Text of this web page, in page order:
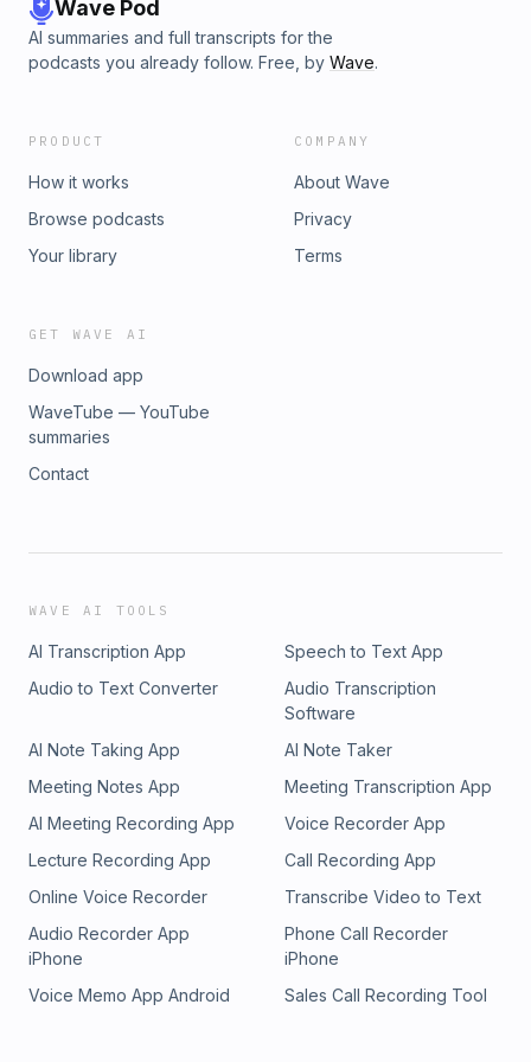
Wave Pod
AI summaries and full transcripts for the
podcasts you already follow. Free, by Wave.
PRODUCT
How it works
Browse podcasts
Your library
COMPANY
About Wave
Privacy
Terms
GET WAVE AI
Download app
WaveTube — YouTube
summaries
Contact
WAVE AI TOOLS
AI Transcription App
Speech to Text App
Audio to Text Converter
Audio Transcription
Software
AI Note Taking App
AI Note Taker
Meeting Notes App
Meeting Transcription App
AI Meeting Recording App
Voice Recorder App
Lecture Recording App
Call Recording App
Online Voice Recorder
Transcribe Video to Text
Audio Recorder App
iPhone
Phone Call Recorder
iPhone
Voice Memo App Android
Sales Call Recording Tool